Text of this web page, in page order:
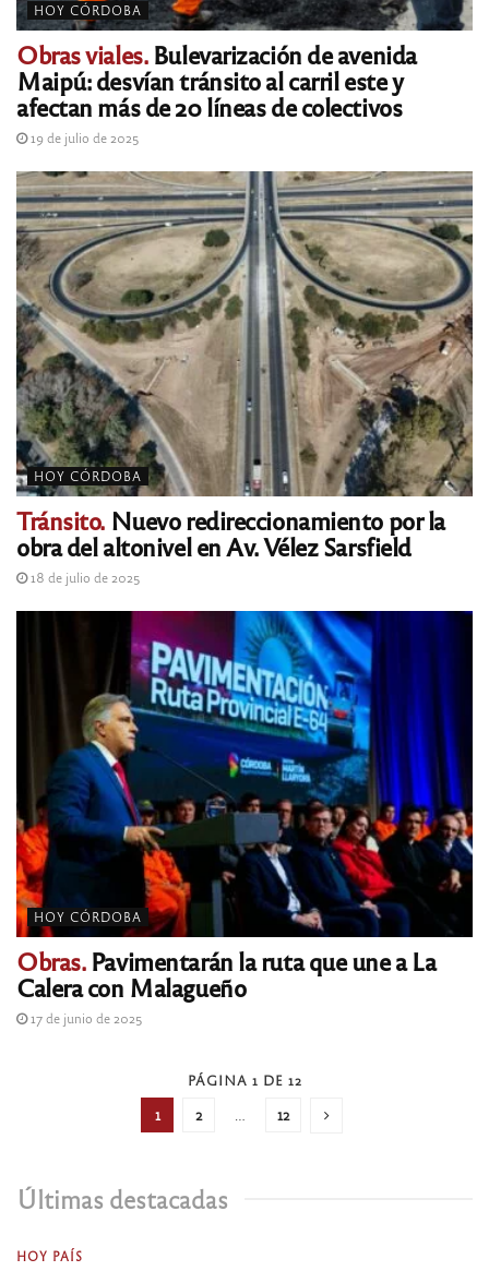
HOY CÓRDOBA
Obras viales.Bulevarización de avenida
Maipú: desvían tránsito al carril este y
afectan más de 20 líneas de colectivos
19 de julio de 2025
HOY CÓRDOBA
Tránsito. Nuevo redireccionamiento por la
obra del altonivel en Av. Vélez Sarsfield
18 de julio de 2025
HOY CÓRDOBA
Obras.Pavimentarán la ruta que une a La
Calera con Malagueño
17 de junio de 2025
PÁGINA 1 DE 12
1 2 12
Últimas destacadas
HOY PAÍS